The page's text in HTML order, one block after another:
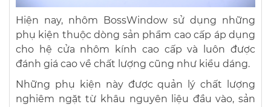
Hiện nay, nhôm BossWindow sử dụng những
phụ kiện thuộc dòng sản phẩm cao cấp áp dụng
cho hệ cửa nhôm kính cao cấp và luôn được
đánh giá cao về chất lượng cũng như kiểu dáng.
Những phụ kiện này được quản lý chất lượng
nghiêm ngặt từ khâu nguyên liệu đầu vào, sản